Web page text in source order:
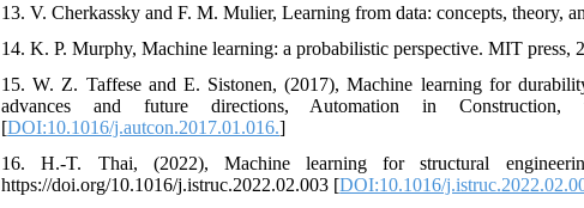
13. V. Cherkassky and F. M. Mulier, Learning from data: concepts, theory,
14. K. P. Murphy, Machine learning: a probabilistic perspective. MIT press,
15. W. Z. Taffese and E. Sistonen, (2017), Machine learning for
advances and future directions, Automation in Construction,
[DOI:10.1016/j.autcon.2017.01.016.]
16. H.-T. Thai, (2022), Machine learning for structural
https://doi.org/10.1016/j.istruc.2022.02.003 [DOI:10.1016/